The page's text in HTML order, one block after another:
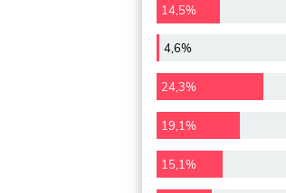
14,5%
4,6%
24,3%
19,1%
15,1%